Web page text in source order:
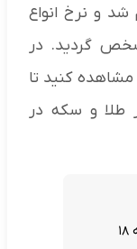
اردیبهشت ۱۴۰۵ اعلام شد و نرخ انواع
گردید. در
کنید تا
طلا و سکه در
قیمت سکه و قیمت طلا امروز جمعه ۱۸